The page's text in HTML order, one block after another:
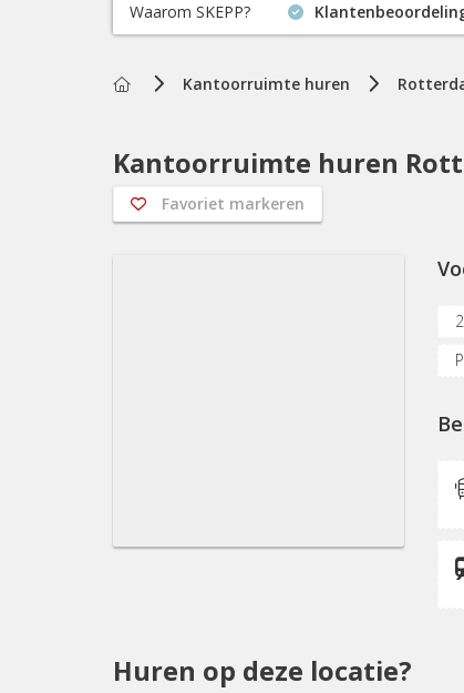
Waarom SKEPP?
Home
Kantoorruimte huren
Kantoorruimte huren
Favoriet markeren
Huren op deze locatie?